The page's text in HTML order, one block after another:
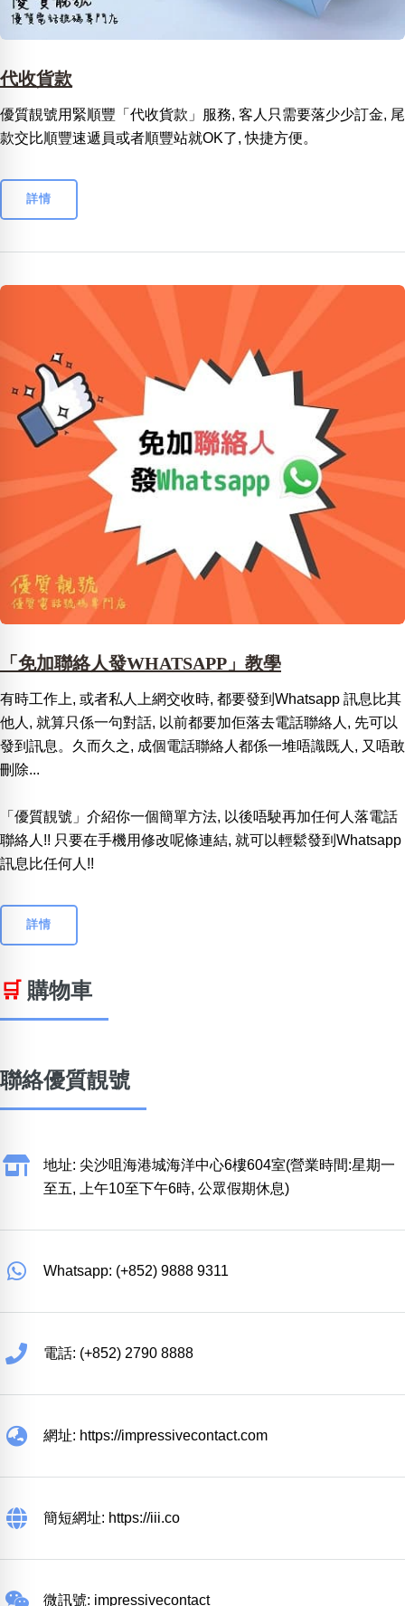
代收貨款
優質靚號用緊順豐「代收貨款」服務, 客人只需要落少少訂金, 尾
款交比順豐速遞員或者順豐站就OK了, 快捷方便。
詳情
「免加聯絡人發WHATSAPP」教學
有時工作上, 或者私人上網交收時, 都要發到Whatsapp 訊息比其
他人, 就算只係一句對話, 以前都要加佢落去電話聯絡人, 先可以
發到訊息。久而久之, 成個電話聯絡人都係一堆唔識既人, 又唔敢
刪除...
「優質靚號」介紹你一個簡單方法, 以後唔駛再加任何人落電話
聯絡人!! 只要在手機用修改呢條連結, 就可以輕鬆發到Whatsapp
訊息比任何人!!
詳情
🛒 購物車
聯絡優質靚號
地址: 尖沙咀海港城海洋中心6樓604室(營業時間:星期一
至五, 上午10至下午6時, 公眾假期休息)
Whatsapp: (+852) 9888 9311
電話: (+852) 2790 8888
網址: https://impressivecontact.com
簡短網址: https://iii.co
微訊號: impressivecontact